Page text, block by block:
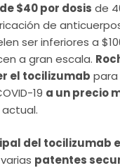
$40 por dosis de
de
ser inferiores a
a gran escala.
el tocilizumab para
19 a un precio
del tocilizumab
patentes